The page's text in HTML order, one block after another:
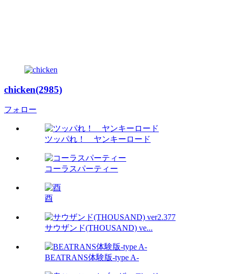
chicken(2985)
フォロー
ツッパれ！ ヤンキーロード
コーラスパーティー
酉
サウザンド(THOUSAND) ve...
BEATRANS体験版-type A-